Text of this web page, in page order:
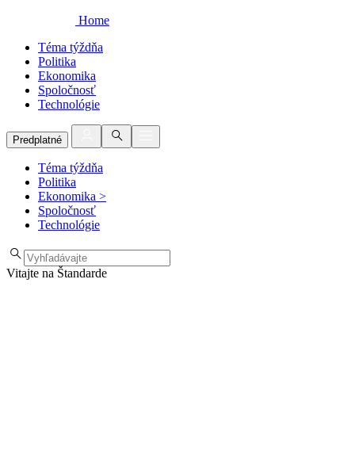
Home
Téma týždňa
Politika
Ekonomika
Spoločnosť
Technológie
Predplatné
Téma týždňa
Politika
Ekonomika >
Spoločnosť
Technológie
Vitajte na Štandarde